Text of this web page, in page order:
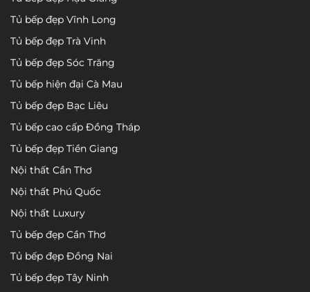
Tủ bếp đẹp Vĩnh Long
Tủ bếp đẹp Trà Vinh
Tủ bếp đẹp Sóc Trăng
Tủ bếp hiện đại Cà Mau
Tủ bếp đẹp Bạc Liêu
Tủ bếp cao cấp Đồng Tháp
Tủ bếp đẹp Tiền Giang
Nội thất Cần Thơ
Nội thất Phú Quốc
Nội thất Luxury
Tủ bếp đẹp Cần Thơ
Tủ bếp đẹp Đồng Nai
Tủ bếp đẹp Tây Ninh